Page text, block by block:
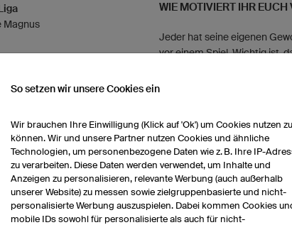
Magnus
Erfolge
Meister
1998, 2007, 2009,
2019
WIE MOTIVIERT IHR EUCH
Jeder hat seine eigenen
vor einem Spiel. Wichtig ist,
das Match fokussiert ist, für
In der Nacht nach einem
Fans. Das ist etwas sehr
fantastisch und es sind sehr
was unsere Siege noch
WAS BEDEUTET OWAYO
So setzen wir unsere Cookies ein
Wir brauchen Ihre Einwilligung (Klick auf 'Ok') um Cookies nutzen zu
können. Wir und unsere Partner nutzen Cookies und ähnliche
Technologien, um personenbezogene Daten wie z. B. Ihre IP-
zu verarbeiten. Diese Daten werden verwendet, um Inhalte und
Anzeigen zu personalisieren, relevante Werbung (auch außerhalb
unserer Website) zu messen sowie zielgruppenbasierte und nicht-
personalisierte Werbung auszuspielen. Dabei kommen Cookies
mobile IDs sowohl für personalisierte als auch für nicht-